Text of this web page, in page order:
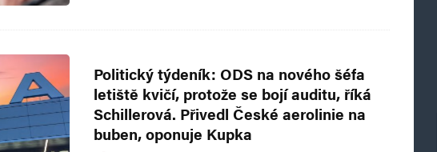
Politický týdeník: ODS na nového šéfa
letiště kvičí, protože se bojí auditu, říká
Schillerová. Přivedl České aerolinie na
buben, oponuje Kupka